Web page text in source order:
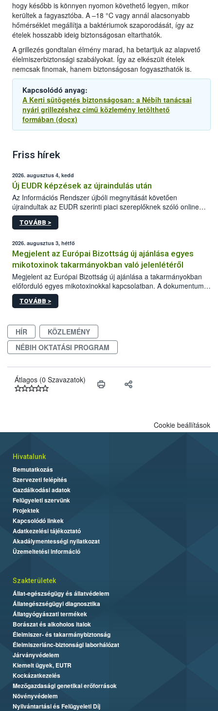
hogy később is könnyen nyomon követhető legyen, mikor
kerültek a fagyasztóba. A –18 °C vagy annál alacsonyabb
hőmérséklet megállítja a baktériumok szaporodását, így az
ételek hosszabb ideig biztonságosan eltarthatók.
A grillezés gondtalan élmény marad, ha betartjuk az alapvető
élelmiszerbiztonsági szabályokat. Így az elkészült ételek
nemcsak finomak, hanem biztonságosan fogyaszthatók is.
Kapcsolódó anyag:
A Kerti sütögetés biztonságosan: a Nébih tanácsai
nyári grillezéshez című közlemény letölthető
formában (docx)
Friss hírek
2026. augusztus 4, kedd
Új EUDR képzések az újraindulás után
Az Információs Rendszer újbóli megnyitását követően
újraindultak az EUDR szerinti piaci szereplőknek szóló online
képzések.
TOVÁBB >
2026. augusztus 3, hétfő
Megjelent az Európai Bizottság új ajánlása egyes
mikotoxinok takarmányokban való jelenlétéről
Megjelent az Európai Bizottság új ajánlása a takarmányokban
előforduló egyes mikotoxinokkal kapcsolatban. A dokumentum
2027-től új irányértékek alkalmazását írja elő, és a jelenleg
hatályos uniós ajánlások helyébe lép.
TOVÁBB >
HÍR
KÖZLEMÉNY
NÉBIH OKTATÁSI PROGRAM
Átlagos (0 Szavazatok)
Cookie beállítások
Hivatalunk
Bemutatkozás
Szervezeti felépítés
Gazdálkodási adatok
Felügyeleti szervünk
Projektek
Kapcsolódó linkek
Adatkezelési tájékoztató
Akadálymentességi nyilatkozat
Üzemeltetési információ
Szakterületek
Állat-egészségügy és állatvédelem
Állategészségügyi diagnosztika
Állatgyógyászati termékek
Borászat és alkoholos italok
Élelmiszer- és takarmánybiztonság
Élelmiszerlánc-biztonsági laborhálózat
Járványvédelem
Kiemelt ügyek, EUTR
Kockázatkezelés
Mezőgazdasági genetikai erőforrások
Növényvédelem
Nyilvántartási és Felügyeleti Díj